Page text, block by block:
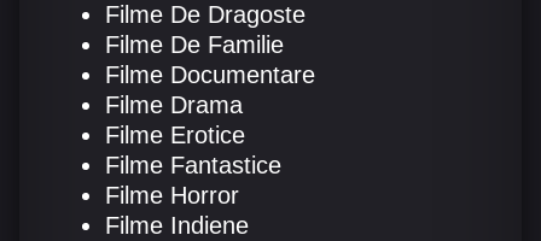
Filme De Dragoste
Filme De Familie
Filme Documentare
Filme Drama
Filme Erotice
Filme Fantastice
Filme Horror
Filme Indiene